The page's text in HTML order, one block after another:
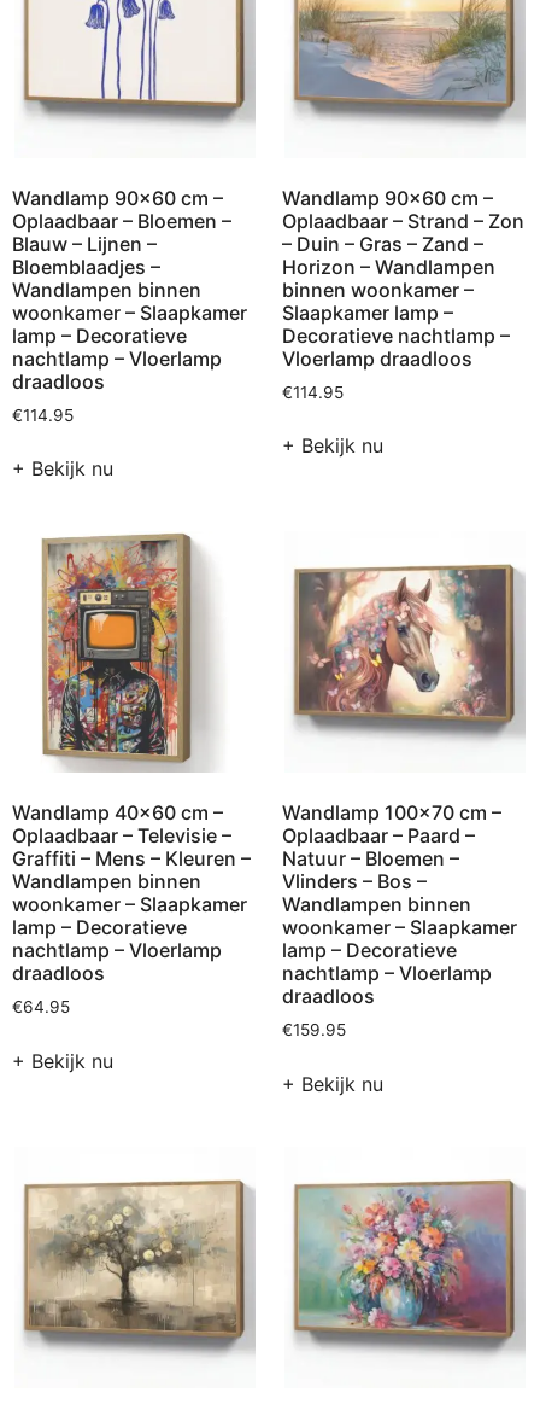
Wandlamp 90×60 cm –
Oplaadbaar – Bloemen –
Blauw – Lijnen –
Bloemblaadjes –
Wandlampen binnen
woonkamer – Slaapkamer
lamp – Decoratieve
nachtlamp – Vloerlamp
draadloos
€114.95
+ Bekijk nu
Wandlamp 90×60 cm –
Oplaadbaar – Strand – Zon
– Duin – Gras – Zand –
Horizon – Wandlampen
binnen woonkamer –
Slaapkamer lamp –
Decoratieve nachtlamp –
Vloerlamp draadloos
€114.95
+ Bekijk nu
Wandlamp 40×60 cm –
Oplaadbaar – Televisie –
Graffiti – Mens – Kleuren –
Wandlampen binnen
woonkamer – Slaapkamer
lamp – Decoratieve
nachtlamp – Vloerlamp
draadloos
€64.95
+ Bekijk nu
Wandlamp 100×70 cm –
Oplaadbaar – Paard –
Natuur – Bloemen –
Vlinders – Bos –
Wandlampen binnen
woonkamer – Slaapkamer
lamp – Decoratieve
nachtlamp – Vloerlamp
draadloos
€159.95
+ Bekijk nu